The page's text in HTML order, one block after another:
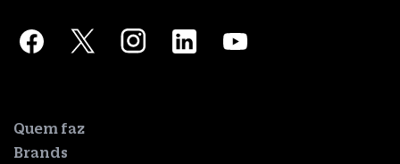
Quem faz
Brands